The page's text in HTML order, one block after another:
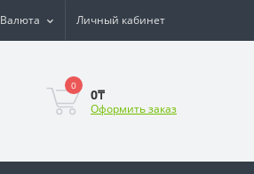
Валюта Личный кабинет
0
0₸
Оформить заказ